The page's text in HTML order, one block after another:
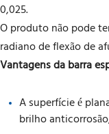
0,025.
O produto não pode
radiano de flexão de
Vantagens da barra
A superfície é
brilho